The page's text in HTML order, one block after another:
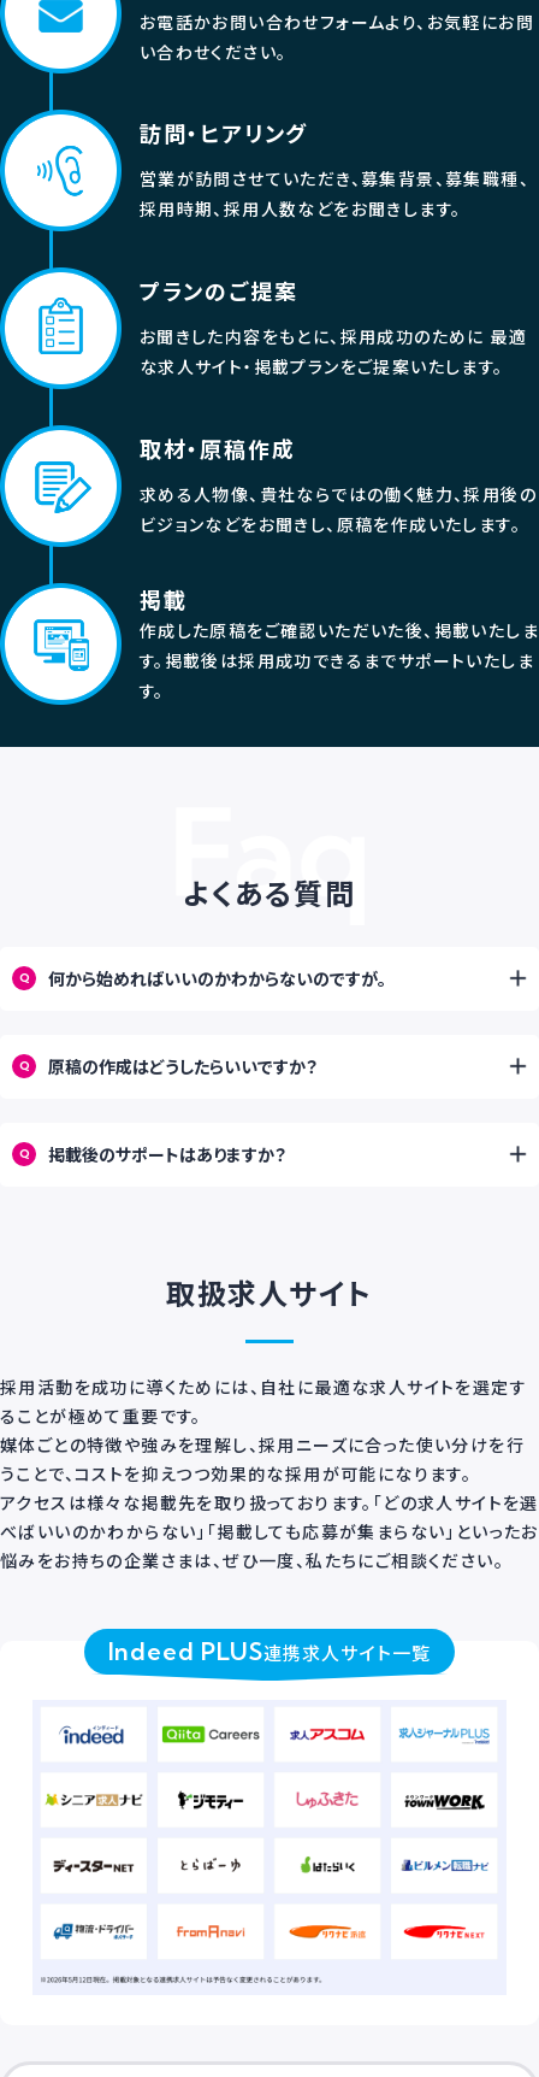
お電話かお問い合わせフォームより、お気軽にお問
い合わせください。
訪問・ヒアリング
営業が訪問させていただき、募集背景、募集職種、
採用時期、採用人数などをお聞きします。
プランのご提案
お聞きした内容をもとに、採用成功のために 最適
な求人サイト・掲載プランをご提案いたします。
取材・原稿作成
求める人物像、貴社ならではの働く魅力、採用後の
ビジョンなどをお聞きし、原稿を作成いたします。
掲載
作成した原稿をご確認いただいた後、掲載いたしま
す。掲載後は採用成功できるまでサポートいたしま
す。
よくある質問
Q 何から始めればいいのかわからないのですが。
Q 原稿の作成はどうしたらいいですか？
Q 掲載後のサポートはありますか？
取扱求人サイト
採用活動を成功に導くためには、自社に最適な求人サイトを選定す
ることが極めて重要です。
媒体ごとの特徴や強みを理解し、採用ニーズに合った使い分けを行
うことで、コストを抑えつつ効果的な採用が可能になります。
アクセスは様々な掲載先を取り扱っております。「どの求人サイトを選
べばいいのかわからない」「掲載しても応募が集まらない」といったお
悩みをお持ちの企業さまは、ぜひ一度、私たちにご相談ください。
Indeed PLUS連携求人サイト一覧